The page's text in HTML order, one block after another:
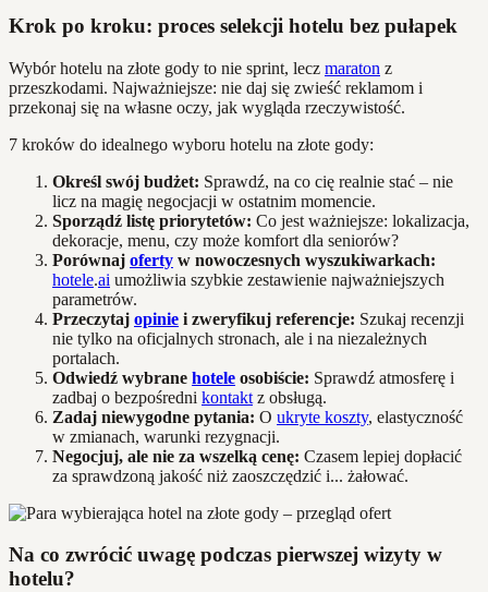
Krok po kroku: proces selekcji hotelu bez pułapek
Wybór hotelu na złote gody to nie sprint, lecz maraton z
przeszkodami. Najważniejsze: nie daj się zwieść reklamom i
przekonaj się na własne oczy, jak wygląda rzeczywistość.
7 kroków do idealnego wyboru hotelu na złote gody:
Określ swój budżet: Sprawdź, na co cię realnie stać – nie
licz na magię negocjacji w ostatnim momencie.
Sporządź listę priorytetów: Co jest ważniejsze: lokalizacja,
dekoracje, menu, czy może komfort dla seniorów?
Porównaj oferty w nowoczesnych wyszukiwarkach:
hotele.ai umożliwia szybkie zestawienie najważniejszych
parametrów.
Przeczytaj opinie i zweryfikuj referencje: Szukaj recenzji
nie tylko na oficjalnych stronach, ale i na niezależnych
portalach.
Odwiedź wybrane hotele osobiście: Sprawdź atmosferę i
zadbaj o bezpośredni kontakt z obsługą.
Zadaj niewygodne pytania: O ukryte koszty, elastyczność
w zmianach, warunki rezygnacji.
Negocjuj, ale nie za wszelką cenę: Czasem lepiej dopłacić
za sprawdzoną jakość niż zaoszczędzić i... żałować.
Na co zwrócić uwagę podczas pierwszej wizyty w
hotelu?